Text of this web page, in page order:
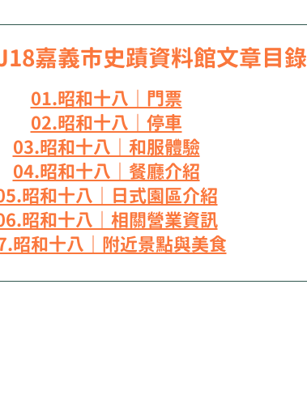
嘉義市史蹟資料館文章目錄
01.昭和十八｜門票
02.昭和十八｜停車
03.昭和十八｜和服體驗
04.昭和十八｜餐廳介紹
昭和十八｜日式園區介紹
昭和十八｜相關營業資訊
昭和十八｜附近景點與美食